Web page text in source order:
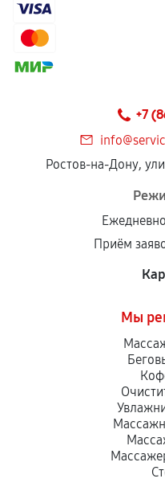
+7
Ростов-на-Дону,
Приём
Мы